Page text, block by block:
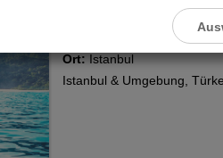
Ort:Istanbul
Istanbul & Umgebung,